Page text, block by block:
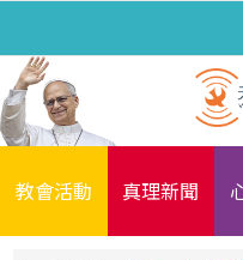
教會活動 真理新聞